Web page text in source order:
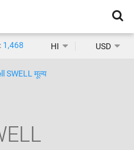
1,468 HI USD
SWELL मूल्य